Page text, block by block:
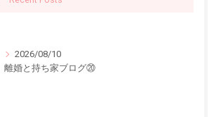
2026/08/10
離婚と持ち家ブログ⑳